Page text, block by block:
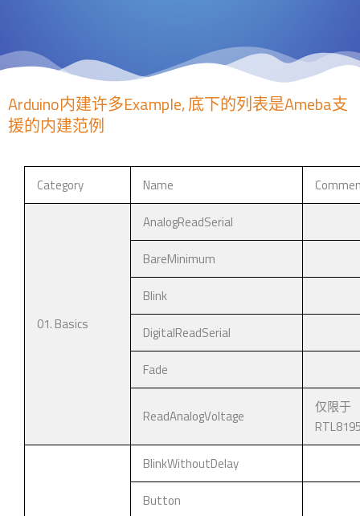
Arduino内建许多Example, 底下的列表是Ameba支
援的内建范例
Category Name
01. Basics
AnalogReadSerial
BareMinimum
Blink
DigitalReadSerial
Fade
ReadAnalogVoltage
仅限于
BlinkWithoutDelay
Button